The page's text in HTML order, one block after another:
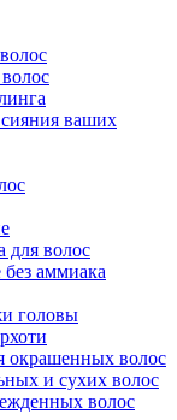
ваших
для волос
аммиака
головы
окрашенных волос
и сухих волос
волос